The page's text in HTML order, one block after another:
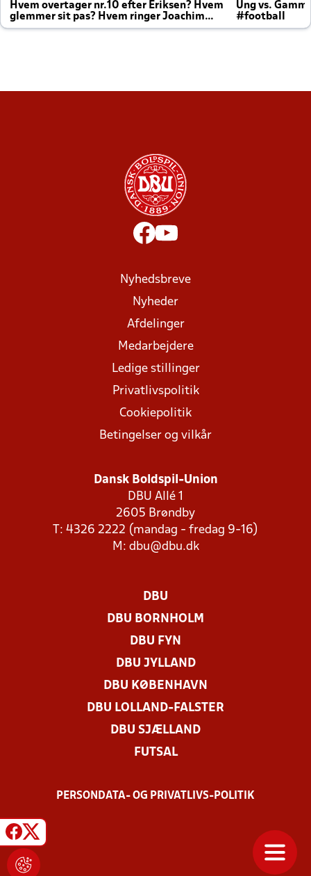
Hvem overtager nr.10 efter Eriksen? Hvem
glemmer sit pas? Hvem ringer Joachim
altid til efter kampe?
Ung vs.
#football
Nyhedsbreve
Nyheder
Afdelinger
Medarbejdere
Ledige stillinger
Privatlivspolitik
Cookiepolitik
Betingelser og vilkår
Dansk Boldspil-Union
DBU Allé 1
2605 Brøndby
T: 4326 2222 (mandag - fredag 9-16)
M: dbu@dbu.dk
DBU
DBU BORNHOLM
DBU FYN
DBU JYLLAND
DBU KØBENHAVN
DBU LOLLAND-FALSTER
DBU SJÆLLAND
FUTSAL
PERSONDATA- OG PRIVATLIVS-POLITIK